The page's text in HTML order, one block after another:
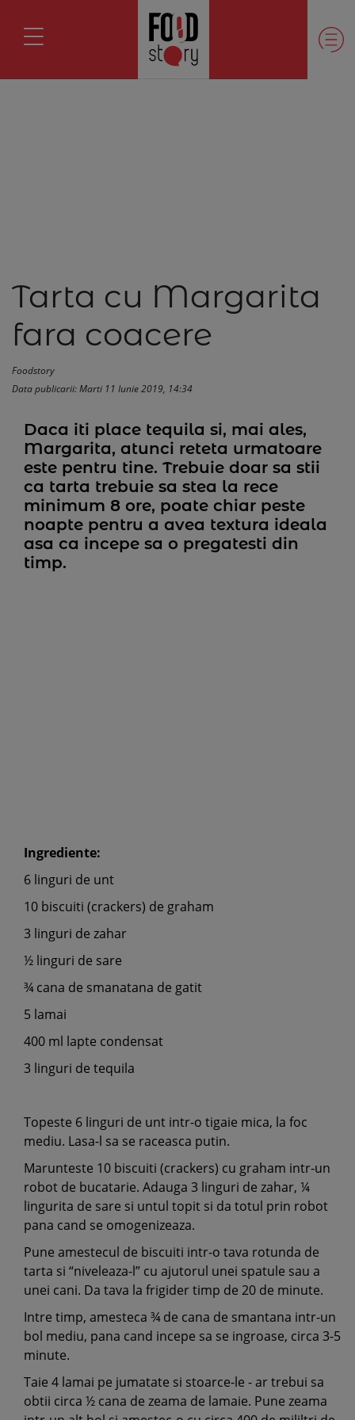
Tarta cu Margarita
fara coacere
Foodstory
Data publicarii: Marti 11 Iunie 2019, 14:34
Daca iti place tequila si, mai ales,
Margarita, atunci reteta urmatoare
este pentru tine. Trebuie doar sa stii
ca tarta trebuie sa stea la rece
minimum 8 ore, poate chiar peste
noapte pentru a avea textura ideala
asa ca incepe sa o pregatesti din
timp.
Ingrediente:
6 linguri de unt
10 biscuiti (crackers) de graham
3 linguri de zahar
½ linguri de sare
¾ cana de smanatana de gatit
5 lamai
400 ml lapte condensat
3 linguri de tequila
Topeste 6 linguri de unt intr-o tigaie mica, la foc
mediu. Lasa-l sa se raceasca putin.
Marunteste 10 biscuiti (crackers) cu graham intr-un
robot de bucatarie. Adauga 3 linguri de zahar, ¼
lingurita de sare si untul topit si da totul prin robot
pana cand se omogenizeaza.
Pune amestecul de biscuiti intr-o tava rotunda de
tarta si “niveleaza-l” cu ajutorul unei spatule sau a
unei cani. Da tava la frigider timp de 20 de minute.
Intre timp, amesteca ¾ de cana de smantana intr-un
bol mediu, pana cand incepe sa se ingroase, circa 3-5
minute.
Taie 4 lamai pe jumatate si stoarce-le - ar trebui sa
obtii circa ½ cana de zeama de lamaie. Pune zeama